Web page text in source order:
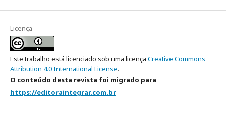
Licença
Este trabalho está licenciado sob uma licença Creative Commons
Attribution 4.0 International License.
O conteúdo desta revista foi migrado para
https://editoraintegrar.com.br